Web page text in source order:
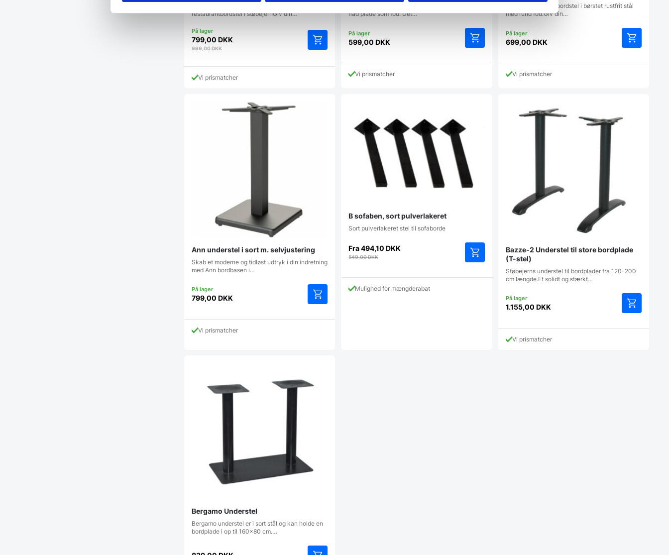
restaurantbordstel i støbejernGiv din…
799,00 DKK
999,00DKK
Vi prismatcher
flad plade som fod. Det…
599,00DKK
Vi prismatcher
Elegant restaurantbordstel i børstet rustfrit stål
med rund fod.Giv din…
699,00 DKK
Vi prismatcher
Ann understel i sort m. selvjustering
Skab et moderne og tidløst udtryk i din indretning
med Ann bordbasen i…
799,00 DKK
Vi prismatcher
B sofaben, sort pulverlakeret
Sort pulverlakeret stel til sofaborde
Fra494,10DKK
549,00DKK
Mulighed for mængderabat
Bazze-2 Understel til store bordplade
(T-stel)
Støbejerns understel til bordplader fra 120-200
cm længde.Et solidt og stærkt…
1.155,00 DKK
Vi prismatcher
Bergamo Understel
Bergamo understel er i sort stål og kan holde en
bordplade i op til 160x80 cm.…